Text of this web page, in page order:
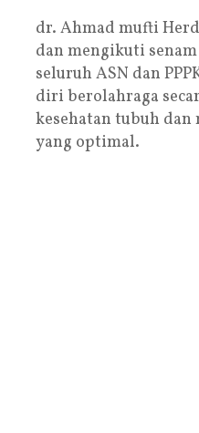
dr. Ahmad mufti
dan mengikuti
seluruh ASN dan
diri berolahraga
kesehatan tubuh
yang optimal.